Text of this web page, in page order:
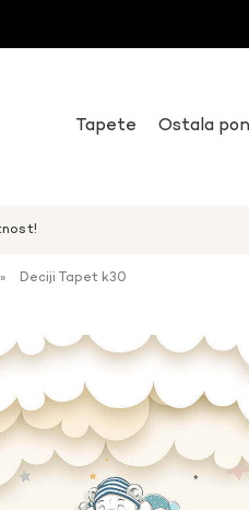
Tapete Ostala
» Deciji Tapet k30